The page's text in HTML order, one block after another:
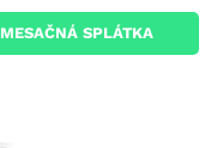
MESAČNÁ SPLÁTKA